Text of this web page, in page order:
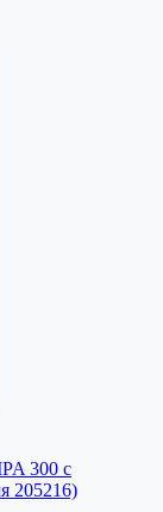
300 с
205216)